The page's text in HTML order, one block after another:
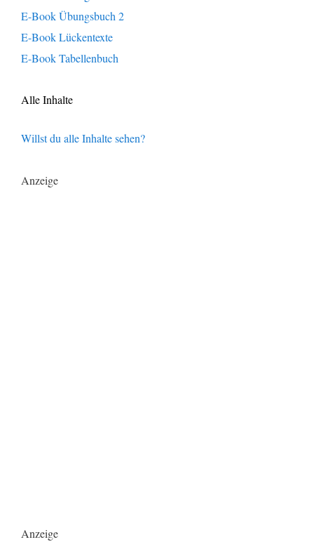
E-Book Übungsbuch 2
E-Book Lückentexte
E-Book Tabellenbuch
Alle Inhalte
Willst du alle Inhalte sehen?
Anzeige
Anzeige